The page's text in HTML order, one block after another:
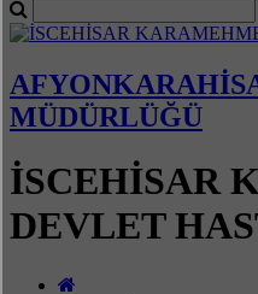
MÜDÜRLÜĞÜ
İSCEHİSAR
DEVLET